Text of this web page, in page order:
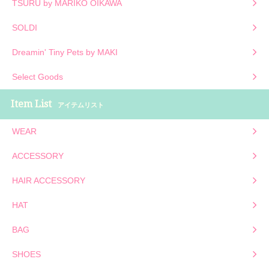
TSURU by MARIKO OIKAWA
SOLDI
Dreamin' Tiny Pets by MAKI
Select Goods
Item List アイテムリスト
WEAR
ACCESSORY
HAIR ACCESSORY
HAT
BAG
SHOES